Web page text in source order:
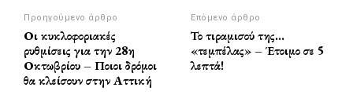
Προηγούμενο άρθρο
Οι κυκλοφοριακές
ρυθμίσεις για την 28η
Οκτωβρίου – Ποιοι δρόμοι
θα κλείσουν στην Αττική
Επόμενο άρθρο
Το τιραμισού της…
«τεμπέλας» – Έτοιμο σε 5
λεπτά!